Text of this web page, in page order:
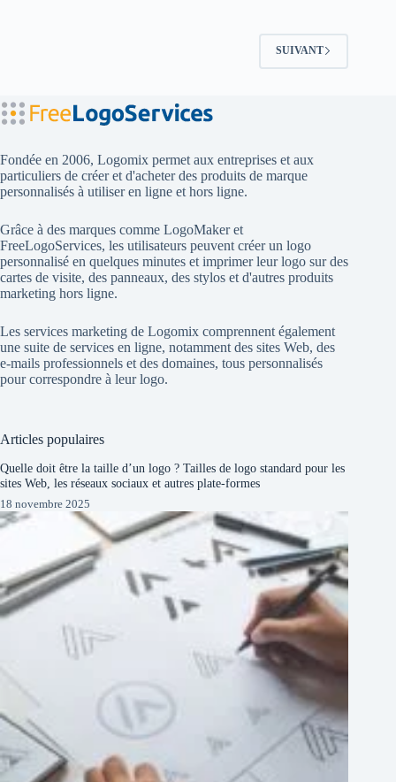
SUIVANT
Fondée en 2006, Logomix permet aux entreprises et aux
particuliers de créer et d'acheter des produits de marque
personnalisés à utiliser en ligne et hors ligne.
Grâce à des marques comme LogoMakeret
FreeLogoServices, les utilisateurs peuvent créer un logo
personnalisé en quelques minutes et imprimer leur logo sur des
cartes de visite, des panneaux, des stylos et d'autres produits
marketing hors ligne.
Les services marketing de Logomix comprennent également
une suite de services en ligne, notamment des sites Web, des
e-mails professionnels et des domaines, tous personnalisés
pour correspondre à leur logo.
Articles populaires
Quelle doit être la taille d’un logo ? Tailles de logo standard pour les
sites Web, les réseaux sociaux et autres plate-formes
18 novembre 2025